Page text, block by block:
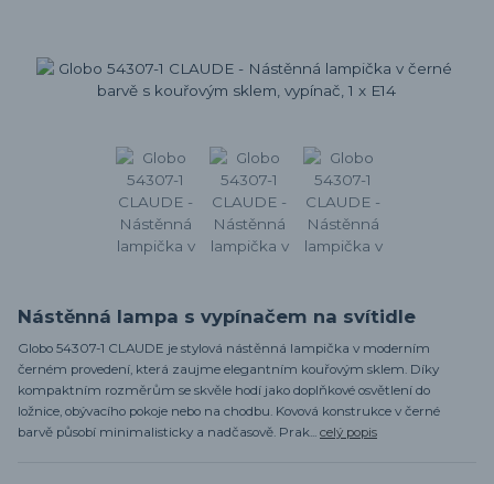
Nástěnná lampa s vypínačem na svítidle
Globo 54307-1 CLAUDE je stylová nástěnná lampička v moderním
černém provedení, která zaujme elegantním kouřovým sklem. Díky
kompaktním rozměrům se skvěle hodí jako doplňkové osvětlení do
ložnice, obývacího pokoje nebo na chodbu. Kovová konstrukce v černé
barvě působí minimalisticky a nadčasově. Prak... celý popis